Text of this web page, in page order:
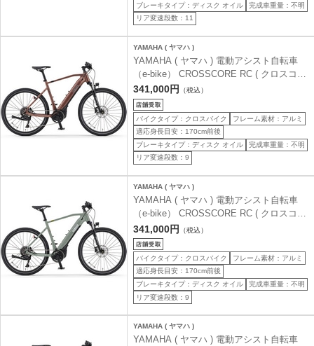
ブレーキタイプ：ディスク オイル
完成車重量：不明
リア変速段数：11
YAMAHA ( ヤマハ )
YAMAHA ( ヤマハ ) 電動アシスト自転車
（e-bike） CROSSCORE RC ( クロスコア
アールシー ) マットブロンズ M ( 身長目安
170cm前後 )
341,000円 （税込）
バイクタイプ：クロスバイク
フレーム素材：アルミ
適応身長目安：170cm前後
ブレーキタイプ：ディスク オイル
完成車重量：不明
リア変速段数：9
YAMAHA ( ヤマハ )
YAMAHA ( ヤマハ ) 電動アシスト自転車
（e-bike） CROSSCORE RC ( クロスコア
アールシー ) カーキジェイド M ( 身長目安
170cm前後 )
341,000円 （税込）
バイクタイプ：クロスバイク
フレーム素材：アルミ
適応身長目安：170cm前後
ブレーキタイプ：ディスク オイル
完成車重量：不明
リア変速段数：9
YAMAHA ( ヤマハ )
YAMAHA ( ヤマハ ) 電動アシスト自転車